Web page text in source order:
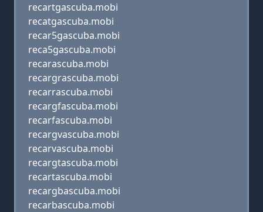
recartgascuba.mobi
recatgascuba.mobi
recar5gascuba.mobi
reca5gascuba.mobi
recarascuba.mobi
recargrascuba.mobi
recarrascuba.mobi
recargfascuba.mobi
recarfascuba.mobi
recargvascuba.mobi
recarvascuba.mobi
recargtascuba.mobi
recartascuba.mobi
recargbascuba.mobi
recarbascuba.mobi